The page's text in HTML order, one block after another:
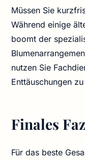
Müssen Sie
Während einige
boomt der
nutzen Sie
Enttäuschungen
Finales
Für das beste